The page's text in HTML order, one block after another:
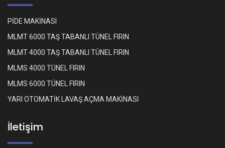
PİDE MAKİNASI
MLMT 6000 TAŞ TABANLI TÜNEL FIRIN
MLMT 4000 TAŞ TABANLI TÜNEL FIRIN
MLMS 4000 TÜNEL FIRIN
MLMS 6000 TÜNEL FIRIN
YARI OTOMATİK LAVAŞ AÇMA MAKİNASI
İletişim